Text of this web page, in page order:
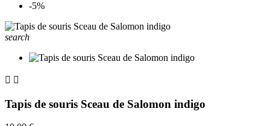
-5%
search
 
Tapis de souris Sceau de Salomon indigo